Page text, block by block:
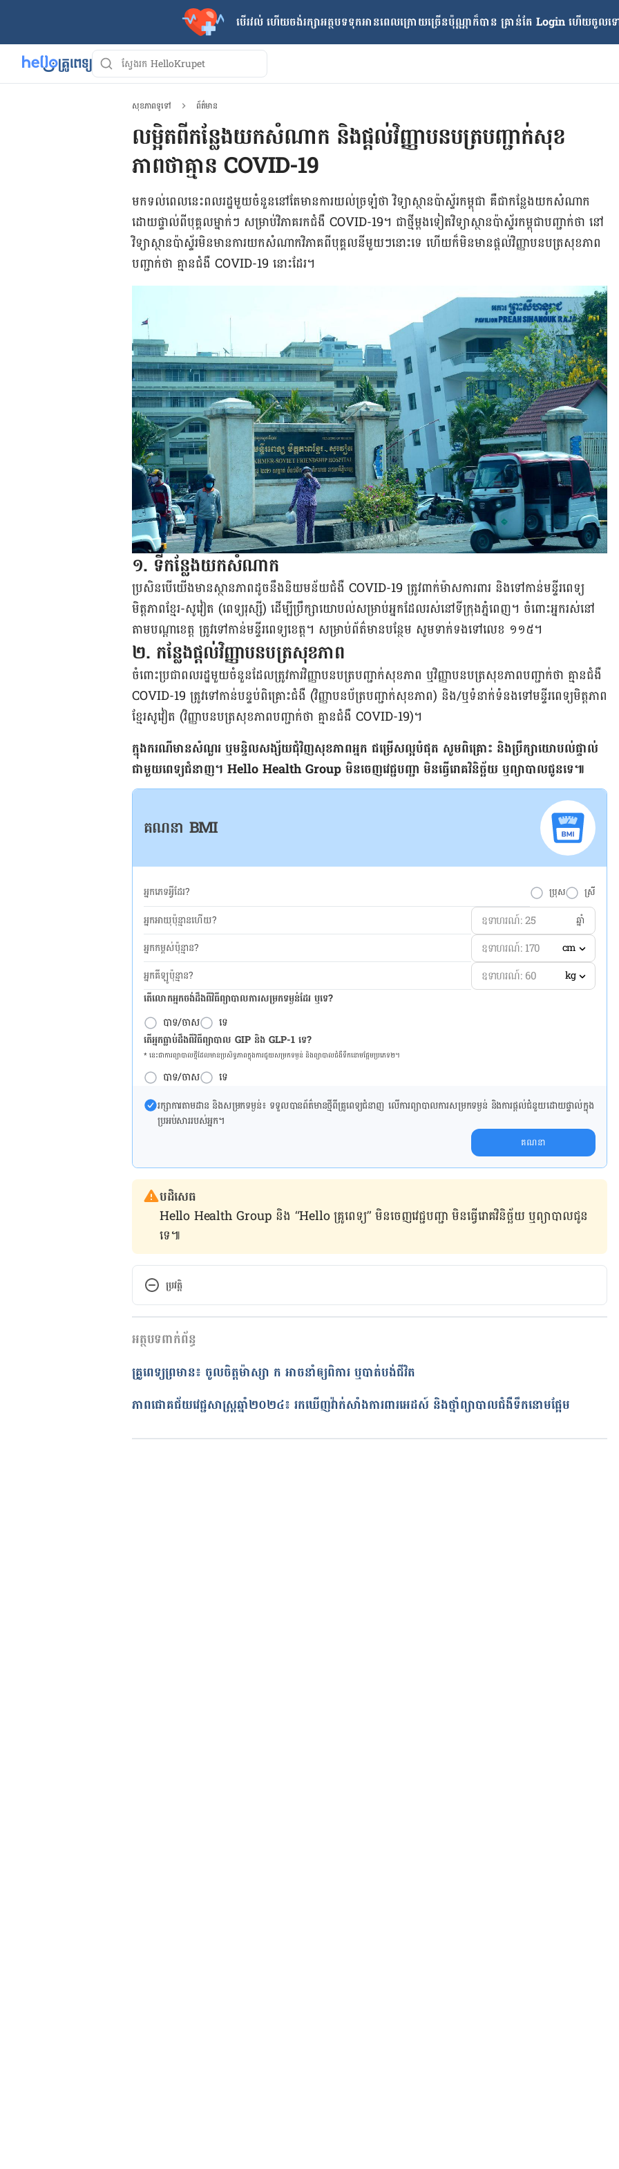
បើរវល់ ហើយចង់​រក្សាអត្ថបទទុកអានពេលក្រោយ​ច្រើនប៉ុណ្ណាក៏បាន គ្រាន់តែ​ Login ហើយចូលទ
សុខភាពទូទៅ ព័ត៌មាន
លម្អិតពីកន្លែងយកសំណាក និងផ្តល់វិញ្ញាបនបត្របញ្ជាក់សុខ
ភាពថាគ្មាន COVID-19
មក​ទល់​ពេល​នេះ​ពលរដ្ឋ​មួយ​ចំនួន​នៅ​តែ​មាន​ការ​យល់​ច្រឡំ​ថា វិទ្យាស្ថានប៉ាស្ទ័រកម្ពុជា គឺ​ជា​កន្លែង​យកសំណាក​
ដោយ​ផ្ទាល់​ពី​បុគ្គល​ម្នាក់ៗ សម្រាប់​វិភាគ​រក​ជំងឺ COVID-19។ ជា​ថ្មី​ម្តង​ទៀត​វិទ្យាស្ថាន​ប៉ាស្ទ័រកម្ពុជា​​បញ្ជាក់​ថា នៅ​
វិទ្យាស្ថាន​ប៉ាស្ទ័រ​មិន​មាន​ការ​យក​សំណាក​វិភាគ​ពី​បុគ្គល​នីមួយៗ​នោះ​ទេ ហើយ​ក៏​មិន​មាន​ផ្តល់​វិញ្ញាបនបត្រ​សុខភាព​
បញ្ជាក់​ថា គ្មាន​ជំងឺ COVID-19 នោះ​ដែរ។
១. ទី​កន្លែង​យក​សំណាក
ប្រសិន​បើ​យើង​មាន​ស្ថានភាព​ដូច​នឹង​និយមន័យ​ជំងឺ COVID-19 ត្រូវ​ពាក់​ម៉ាស​ការពារ និង​ទៅ​កាន់​មន្ទីរពេទ្យ​
មិត្តភាព​ខ្មែរ-សូវៀត (ពេទ្យ​រុស្សី) ដើម្បី​ប្រឹក្សា​យោបល់​សម្រាប់​អ្នក​ដែល​រស់នៅ​ទីក្រុង​ភ្នំពេញ។ ចំពោះ​អ្នក​រស់​នៅ​
តាម​បណ្តា​ខេត្ត ត្រូវ​ទៅ​កាន់​មន្ទីរពេទ្យ​ខេត្ត។ សម្រាប់​ព័ត៌មាន​បន្ថែម សូម​ទាក់ទង​ទៅ​លេខ ១១៥។
២. កន្លែង​ផ្តល់​វិញ្ញាបនបត្រ​សុខភាព
ចំពោះ​ប្រជាពលរដ្ឋ​មួយ​ចំនួន​ដែល​ត្រូវ​ការ​វិញ្ញាបនបត្រ​បញ្ជាក់​សុខភាព ឬ​វិញ្ញាបនបត្រ​សុខភាព​បញ្ជាក់​ថា គ្មាន​ជំងឺ
COVID-19 ត្រូវ​ទៅ​កាន់​បន្ទប់​ពិគ្រោះ​ជំងឺ (វិញ្ញាបនប័ត្រ​បញ្ជាក់​សុខភាព) និង/ឬ​ទំនាក់​ទំនង​ទៅ​មន្ទីរពេទ្យ​មិត្តភាព​
ខ្មែរ​សូវៀត (វិញ្ញាបនបត្រ​សុខភាព​បញ្ជាក់​ថា គ្មាន​ជំងឺ COVID-19)។
ក្នុង​ករណី​មាន​សំណួរ ឬ​មន្ទិលសង្ស័យ​ជុំវិញ​សុខភាព​អ្នក ជម្រើស​ល្អ​បំផុត សូម​ពិគ្រោះ និង​ប្រឹក្សា​យោបល់​ផ្ទាល់​
ជាមួយ​ពេទ្យ​ជំនាញ។ Hello Health Group មិន​ចេញ​វេជ្ជបញ្ជា មិន​ធ្វើ​រោគវិនិច្ឆ័យ ឬ​ព្យាបាល​ជូន​ទេ៕
គណនា BMI
អ្នកភេទអ្វីដែរ? ប្រុស ស្រី
អ្នកអាយុប៉ុន្មានហើយ?
ឆ្នាំ
អ្នកកម្ពស់ប៉ុន្មាន?
cm
អ្នកគីឡូប៉ុន្មាន?
kg
តើលោកអ្នកចង់ដឹង​ពីវិធីព្យាបាលការសម្រកទម្ងន់ដែរ ឬទេ?
បាទ/ចាស ទេ
តើអ្នកធ្លាប់ដឹងពីវិធីព្យាបាល GIP និង GLP-1 ទេ?
* នេះ​ជា​ការ​ព្យា​បាល​ថ្មីដែល​​មាន​ប្រសិទ្ធ​ភាព​ក្នុង​ការ​ជួយ​សម្រក​ទម្ងន់ និង​ព្យា​បាល​ជំ​ងឺ​ទឹក​នោម​ផ្អែម​ប្រភេទ២។
បាទ/ចាស ទេ
រក្សា​ការ​តាមដាន និងសម្រក​ទម្ងន់៖ ទទួលបាន​ព័ត៌​មាន​ថ្មី​ពី​គ្រូពេទ្យ​ជំនាញ លើ​ការ​ព្យា​បាល​ការសម្រក​ទម្ងន់ និងការផ្តល់ជំនួយដោយផ្ទាល់​ក្នុង​
ប្រអប់​សារ​របស់​អ្នក។
គណនា
បដិសេធ
Hello Health Group និង “Hello គ្រូពេទ្យ” មិន​ចេញ​វេជ្ជបញ្ជា មិន​ធ្វើ​រោគវិនិច្ឆ័យ ឬ​ព្យាបាល​ជូន​
ទេ៕
ប្រវត្តិ
កំណែ​ប្រែបច្ចុប្បន្ន
17/04/2020
ដេត ធន្នី
ត្រួតពិនិត្យដោយ វេជ្ជ. ចាន់ ស៊ីណេត
បច្ចុប្បន្នភាពដោយ៖ ជីព ចិត្ត
អត្ថបទពាក់ព័ន្ធ
គ្រូពេទ្យព្រមាន៖ ចូលចិត្តម៉ាស្សា ក អាចនាំឲ្យពិការ ឬបាត់បង់ជីវិត
ភាពជោគជ័យវេជ្ជសាស្ត្រឆ្នាំ២០២៤៖ រកឃើញវ៉ាក់សាំងការពារអេដស៍ និងថ្នាំព្យាបាលជំងឺទឹកនោមផ្អែម